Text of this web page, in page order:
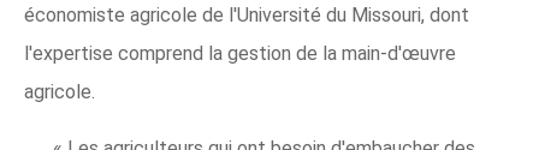
économiste agricole de l'Université du Missouri, dont
l'expertise comprend la gestion de la main-d'œuvre
agricole.